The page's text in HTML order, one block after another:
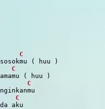
C
( huu )
C
( huu )
C
C
aku